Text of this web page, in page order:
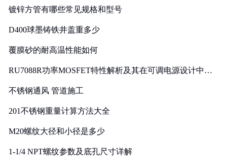
镀锌方管有哪些常见规格和型号
D400球墨铸铁井盖重多少
覆膜砂的耐高温性能如何
RU7088R功率MOSFET特性解析及其在可调电源设计中的
不锈钢通风 管道施工
201不锈钢重量计算方法大全
M20螺纹大径和小径是多少
1-1/4 NPT螺纹参数及底孔尺寸详解